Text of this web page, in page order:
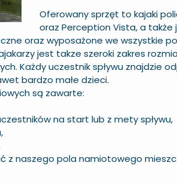
Oferowany sprzęt to kajaki
oraz Perception Vista, a także
oraz wyposażone we wszystkie
jest takze szeroki zakres
Każdy uczestnik spływu znajdzie
bardzo małe dzieci.
są zawarte:
na start lub z mety spływu,
z naszego pola namiotowego